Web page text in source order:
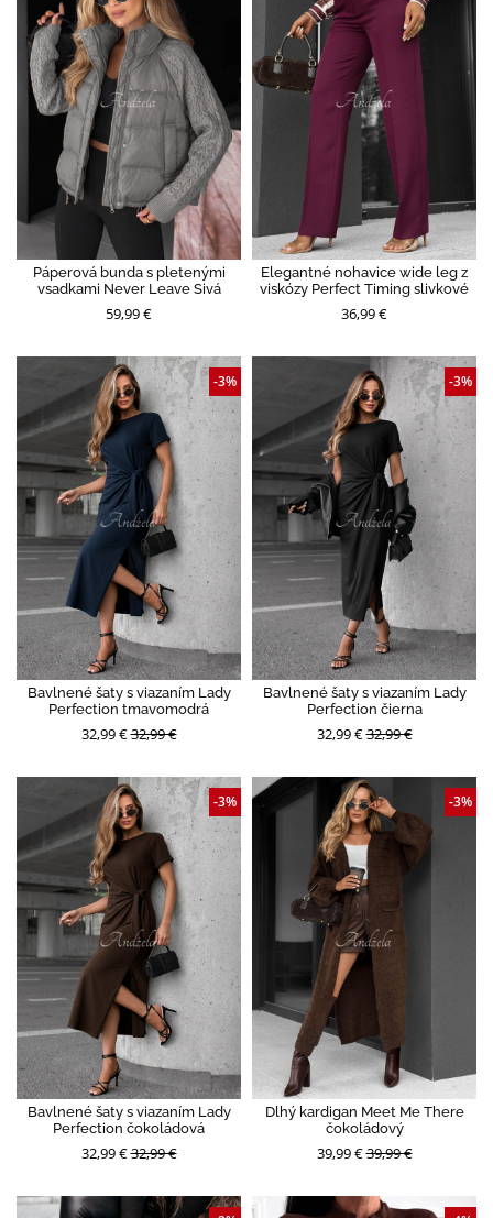
Páperová bunda s pletenými
vsadkami Never Leave Sivá
59,99 €
Elegantné nohavice wide leg z
viskózy Perfect Timing slivkové
36,99 €
Bavlnené šaty s viazaním Lady
Perfection tmavomodrá
32,99 €32,99 €
-3%
Bavlnené šaty s viazaním Lady
Perfection čierna
32,99 €32,99 €
-3%
Bavlnené šaty s viazaním Lady
Perfection čokoládová
32,99 €32,99 €
-3%
Dlhý kardigan Meet Me There
čokoládový
39,99 €39,99 €
-3%